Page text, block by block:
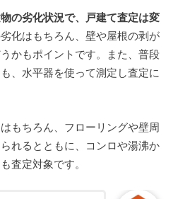
の劣化状況で、戸建て査定は変
化はもちろん、壁や屋根の剥が
かもポイントです。また、普段
、水平器を使って測定し査定に
もちろん、フローリングや壁周
れるとともに、コンロや湯沸か
査定対象です。